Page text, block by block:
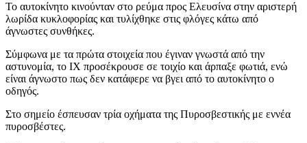
Το αυτοκίνητο κινούνταν στο ρεύμα προς Ελευσίνα στην αριστερή
λωρίδα κυκλοφορίας και τυλίχθηκε στις φλόγες κάτω από
άγνωστες συνθήκες.
Σύμφωνα με τα πρώτα στοιχεία που έγιναν γνωστά από την
αστυνομία, το ΙΧ προσέκρουσε σε τοιχίο και άρπαξε φωτιά, ενώ
είναι άγνωστο πως δεν κατάφερε να βγει από το αυτοκίνητο ο
οδηγός.
Στο σημείο έσπευσαν τρία οχήματα της Πυροσβεστικής με εννέα
πυροσβέστες.